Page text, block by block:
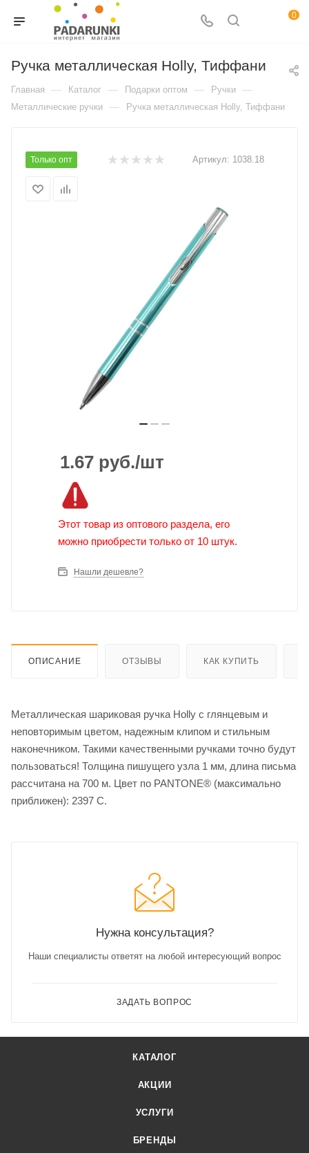
0
Ручка металлическая Holly, Тиффани
Главная — Каталог — Подарки оптом — Ручки —
Металлические ручки — Ручка металлическая Holly, Тиффани
Только опт Артикул: 1038.18
1.67 руб./шт
Этот товар из оптового раздела, его
можно приобрести только от 10 штук.
Нашли дешевле?
ОПИСАНИЕ ОТЗЫВЫ КАК КУПИТЬ
Металлическая шариковая ручка Holly c глянцевым и
неповторимым цветом, надежным клипом и стильным
наконечником. Такими качественными ручками точно будут
пользоваться! Толщина пишущего узла 1 мм, длина письма
рассчитана на 700 м. Цвет по PANTONE® (максимально
приближен): 2397 C.
Нужна консультация?
Наши специалисты ответят на любой интересующий вопрос
ЗАДАТЬ ВОПРОС
КАТАЛОГ
АКЦИИ
УСЛУГИ
БРЕНДЫ